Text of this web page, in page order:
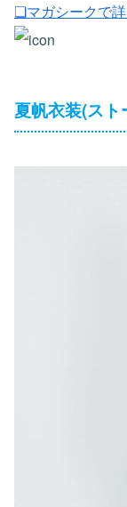
❏マガシークで
夏帆衣装(スト